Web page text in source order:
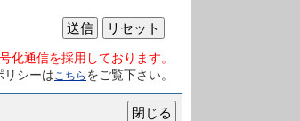
リセット
送信
化通信を採用しております。
リシーはこちら をご覧下さい。